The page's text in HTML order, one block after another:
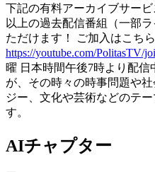
下記の有料アーカイブサー
以上の過去配信番組（一部
ただけます！ ご加入はこち
https://youtube.com/PolitasTV/
曜 日本時間午後7時より配
が、その時々の時事問題や
ジー、文化や芸術などのテ
す。
AIチャプター